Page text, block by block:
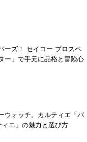
ーズ！ セイコー プロスペ
ー」で手元に品格と冒険心
ウォッチ。カルティエ「パ
エ」の魅力と選び方